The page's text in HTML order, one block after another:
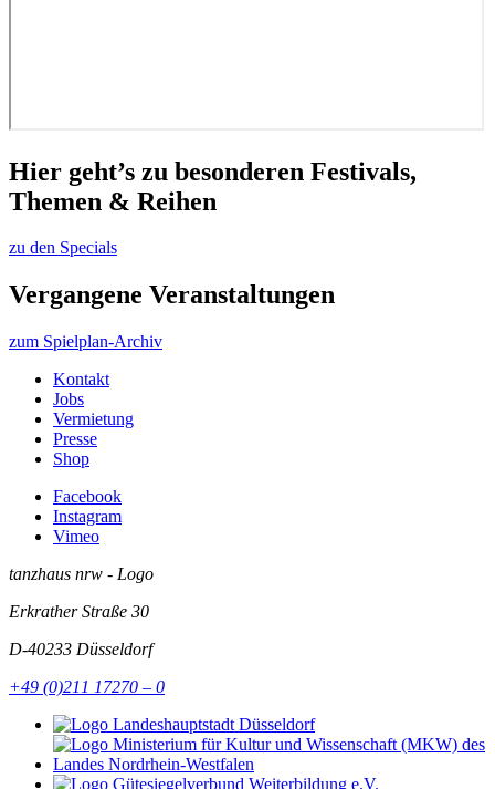
Hier geht’s zu besonderen Festivals,
Themen & Reihen
zu den Specials
Vergangene Veranstaltungen
zum Spielplan-Archiv
Kontakt
Jobs
Vermietung
Presse
Shop
Facebook
Instagram
Vimeo
tanzhaus nrw - Logo
Erkrather Straße 30
D-40233 Düsseldorf
+49 (0)211 17270 – 0